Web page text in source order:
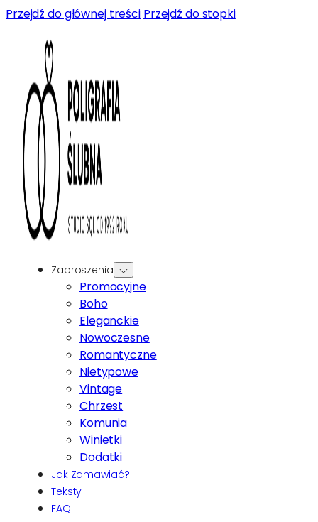
Przejdź do głównej treści Przejdź do stopki
Zaproszenia
Promocyjne
Boho
Eleganckie
Nowoczesne
Romantyczne
Nietypowe
Vintage
Chrzest
Komunia
Winietki
Dodatki
Jak Zamawiać?
Teksty
FAQ